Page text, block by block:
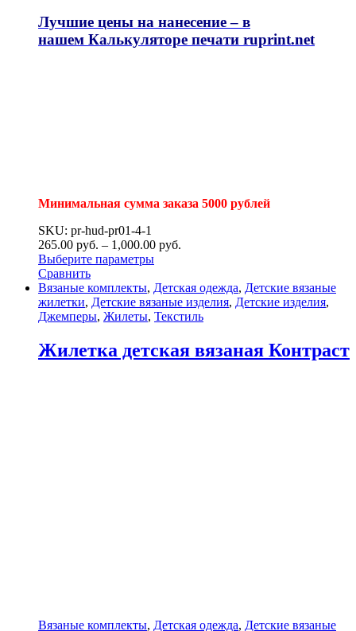
Лучшие цены на нанесение – в
нашем Калькуляторе печати ruprint.net
Минимальная сумма заказа 5000 рублей
SKU: pr-hud-pr01-4-1
265.00 руб. – 1,000.00 руб.
Выберите параметры
Сравнить
Вязаные комплекты, Детская одежда, Детские вязаные
жилетки, Детские вязаные изделия, Детские изделия,
Джемперы, Жилеты, Текстиль
Жилетка детская вязаная Контраст
Вязаные комплекты, Детская одежда, Детские вязаные